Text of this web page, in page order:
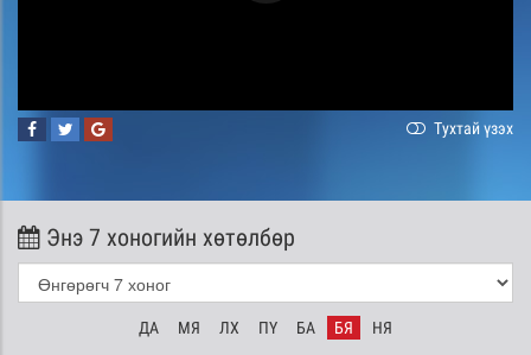
Тухтай үзэх
Энэ 7 хоногийн хөтөлбөр
ДА МЯ ЛХ ПҮ БА БЯ НЯ